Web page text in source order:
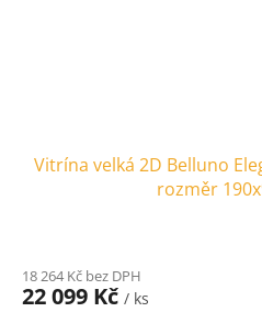
Vitrína velká 2D Belluno
rozměr
18 264 Kč bez DPH
22 099 Kč / ks